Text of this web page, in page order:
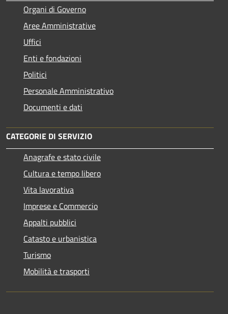
Organi di Governo
Aree Amministrative
Uffici
Enti e fondazioni
Politici
Personale Amministrativo
Documenti e dati
CATEGORIE DI SERVIZIO
Anagrafe e stato civile
Cultura e tempo libero
Vita lavorativa
Imprese e Commercio
Appalti pubblici
Catasto e urbanistica
Turismo
Mobilità e trasporti